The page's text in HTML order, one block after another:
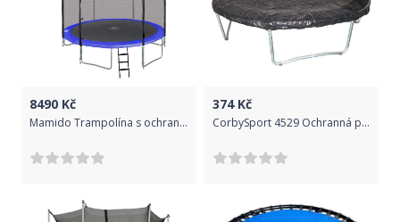
- Stojné tyče: Galvanizovaná ocel (průměr trubky 25 mm, tloušťka
trubky 1,1 mm)
- Počet stojných tyčí: 6 ks
- Balení: 2 krabice (162x44x16 cm 25Kg, 118x42x20 cm 25Kg)
- Hmotnost trampolíny: 50 kg
- Záruka: 24 měsíců
8490 Kč
Mamido Trampolína s ochrannou sítí a žebříkem 366 cm modrá
374Kč
CorbySport 4529 Ochranná plachta na trampolínu 183 cm